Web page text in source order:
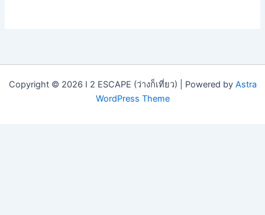
Copyright © 2026 I 2 ESCAPE (ว่างก็เที่ยว) | Powered by Astra
WordPress Theme